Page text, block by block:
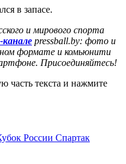
в запасе.
и мирового спорта
канале pressball.by: фото и
формате и комьюнити
Присоединяйтесь!
текста и нажмите
России Спартак